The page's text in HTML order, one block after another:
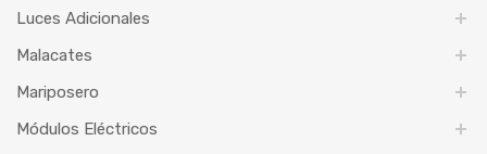
Luces Adicionales
Malacates
Mariposero
Módulos Eléctricos